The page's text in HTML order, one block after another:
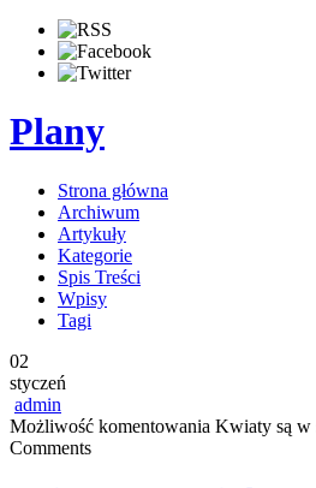
Plany
Strona główna
Archiwum
Artykuły
Kategorie
Spis Treści
Wpisy
Tagi
02
styczeń
admin
Możliwość komentowania Kwiaty są w
Comments